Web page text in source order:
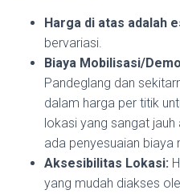
Harga di atas adalah
bervariasi.
Biaya Mobilisasi/
Pandeglang dan
dalam harga per titik
lokasi yang sangat jauh
ada penyesuaian biaya
Aksesibilitas Lokasi:
yang mudah diakses